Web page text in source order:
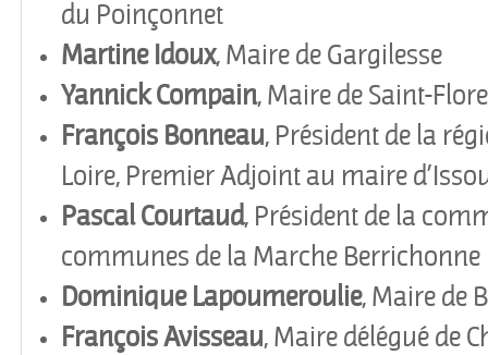
du Poinçonnet
Martine Idoux, Maire de Gargilesse
Yannick Compain, Maire de Saint-
François Bonneau, Président de la
Loire, Premier Adjoint au maire
Pascal Courtaud, Président de la
communes de la Marche Berrichonne
Dominique Lapoumeroulie, Maire de
FrançoisAvisseau, Maire délégué de